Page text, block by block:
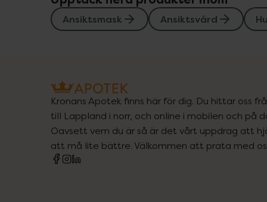
Ansiktsmask Ansiktsvård
Kronans Apotek finns här för dig. Du hittar oss
till Lappland i norr, och online i mobilen och på
Oavsett vem du är så är det vårt uppdrag att
att må lite bättre. Välkommen att prata med